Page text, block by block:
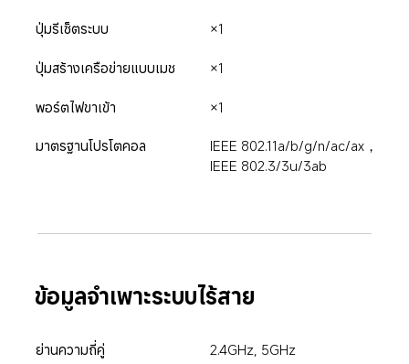
ปุ่มรีเซ็ตระบบ ×1
ปุ่มสร้างเครือข่ายแบบเมช ×1
พอร์ตไฟขาเข้า ×1
มาตรฐานโปรโตคอล
IEEE 802.11a/b/g/n/ac/ax，
IEEE 802.3/3u/3ab
ข้อมูลจำเพาะระบบไร้สาย
ย่านความถี่คู่ 2.4GHz, 5GHz